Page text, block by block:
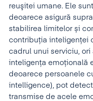
reuşitei umane. Ele
deoarece asigură
stabilirea limitelor și
contribuția inteligenței
cadrul unui serviciu, ori
inteligența emoțională
deoarece persoanele
intelligence), pot
transmise de acele